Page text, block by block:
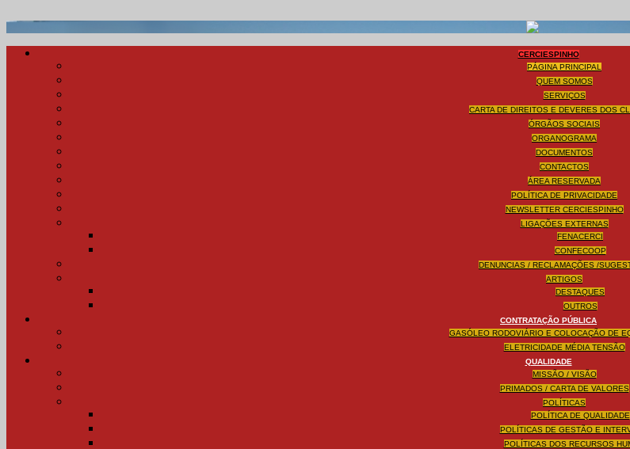
CERCIESPINHO
PÁGINA PRINCIPAL
QUEM SOMOS
SERVIÇOS
CARTA DE DIREITOS E DEVERES DOS
ÓRGÃOS SOCIAIS
ORGANOGRAMA
DOCUMENTOS
CONTACTOS
ÁREA RESERVADA
POLÍTICA DE PRIVACIDADE
NEWSLETTER CERCIESPINHO
LIGAÇÕES EXTERNAS
FENACERCI
CONFECOOP
DENUNCIAS / RECLAMAÇÕES /
ARTIGOS
DESTAQUES
OUTROS
CONTRATAÇÃO PÚBLICA
GASÓLEO RODOVIÁRIO E COLOCAÇÃO DE
ELETRICIDADE MÉDIA TENSÃO
QUALIDADE
MISSÃO / VISÃO
PRIMADOS / CARTA DE VALORES
POLÍTICAS
POLÍTICA DE QUALIDADE
POLÍTICAS DE GESTÃO E
POLÍTICAS DOS RECURSOS